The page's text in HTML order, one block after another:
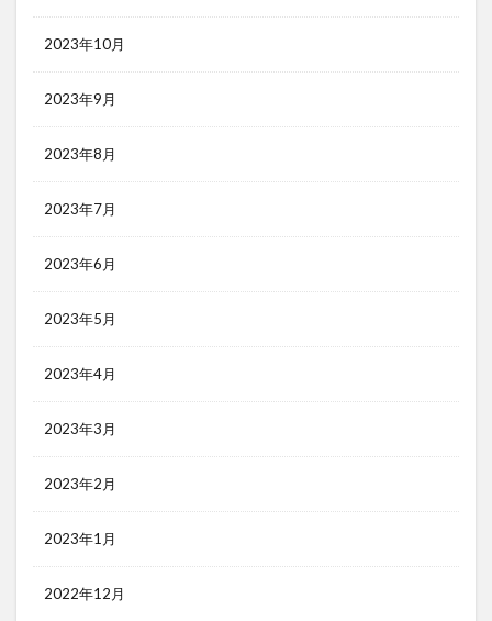
2023年10月
2023年9月
2023年8月
2023年7月
2023年6月
2023年5月
2023年4月
2023年3月
2023年2月
2023年1月
2022年12月